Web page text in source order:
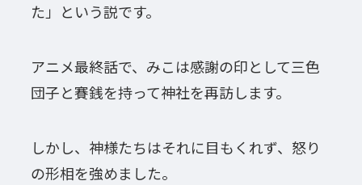
た」という説です。
アニメ最終話で、みこは感謝の印として三色
団子と賽銭を持って神社を再訪します。
しかし、神様たちはそれに目もくれず、怒り
の形相を強めました。